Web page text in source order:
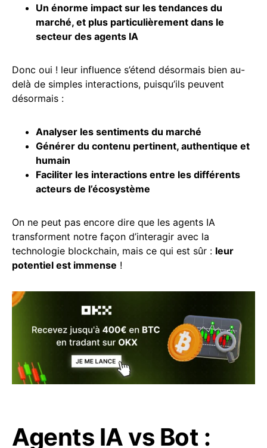
Un énorme impact sur les tendances du
marché, et plus particulièrement dans le
secteur des agents IA
Donc oui ! leur influence s’étend désormais bien au-
delà de simples interactions, puisqu’ils peuvent
désormais :
Analyser les sentiments du marché
Générer du contenu pertinent, authentique et
humain
Faciliter les interactions entre les différents
acteurs de l’écosystème
On ne peut pas encore dire que les agents IA
transforment notre façon d’interagir avec la
technologie blockchain, mais ce qui est sûr : leur
potentiel est immense !
Agents IA vs Bot :